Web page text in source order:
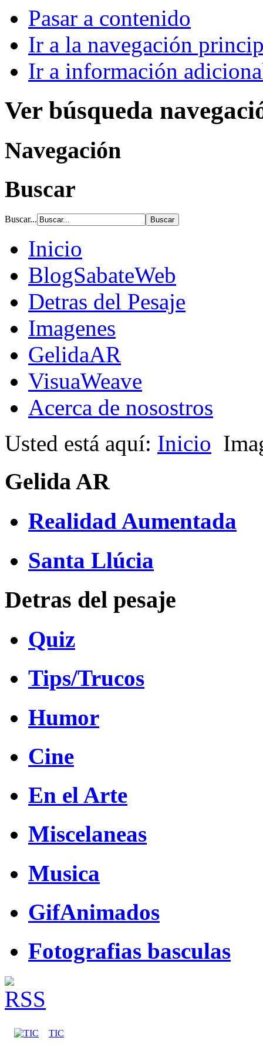
Pasar a contenido
Ir a la navegación
Ir a información
Ver búsqueda
Navegación
Buscar
Buscar...
Inicio
BlogSabateWeb
Detras del Pesaje
Imagenes
GelidaAR
VisuaWeave
Acerca de nosostros
Usted está aquí: Inicio
Gelida AR
Realidad Aumentada
Santa Llúcia
Detras del pesaje
Quiz
Tips/Trucos
Humor
Cine
En el Arte
Miscelaneas
Musica
GifAnimados
Fotografias basculas
TIC